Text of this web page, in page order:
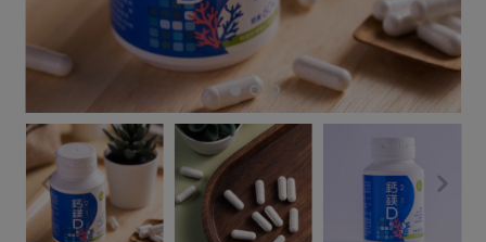
調理食材・點心
調味醬料/南北貨 烘焙
休閒零嘴 沖泡飲品
保健食品
居家好物
漬物
涼拌沙拉
飲品
合作25-精選產品第三彈
更多當季產品
議題活動
主婦聯盟X樂齡網特約優惠案
30%rPET紅烏龍茶
惜食
非基改運動 支持本土農糧
廢核運動 能源議題
減添加物 減塑減廢
公益金 食農教育
更多議題
檢驗報告
社員權益
合作社法規